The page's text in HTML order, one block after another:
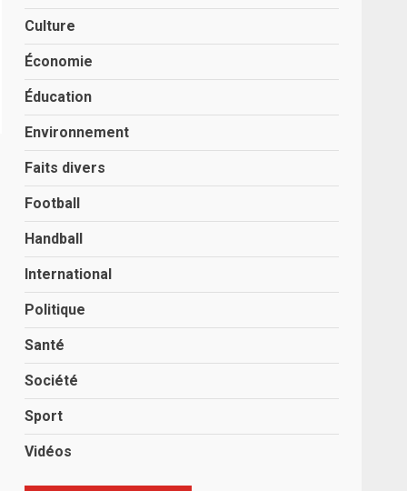
Culture
Économie
Éducation
Environnement
Faits divers
Football
Handball
International
Politique
Santé
Société
Sport
Vidéos